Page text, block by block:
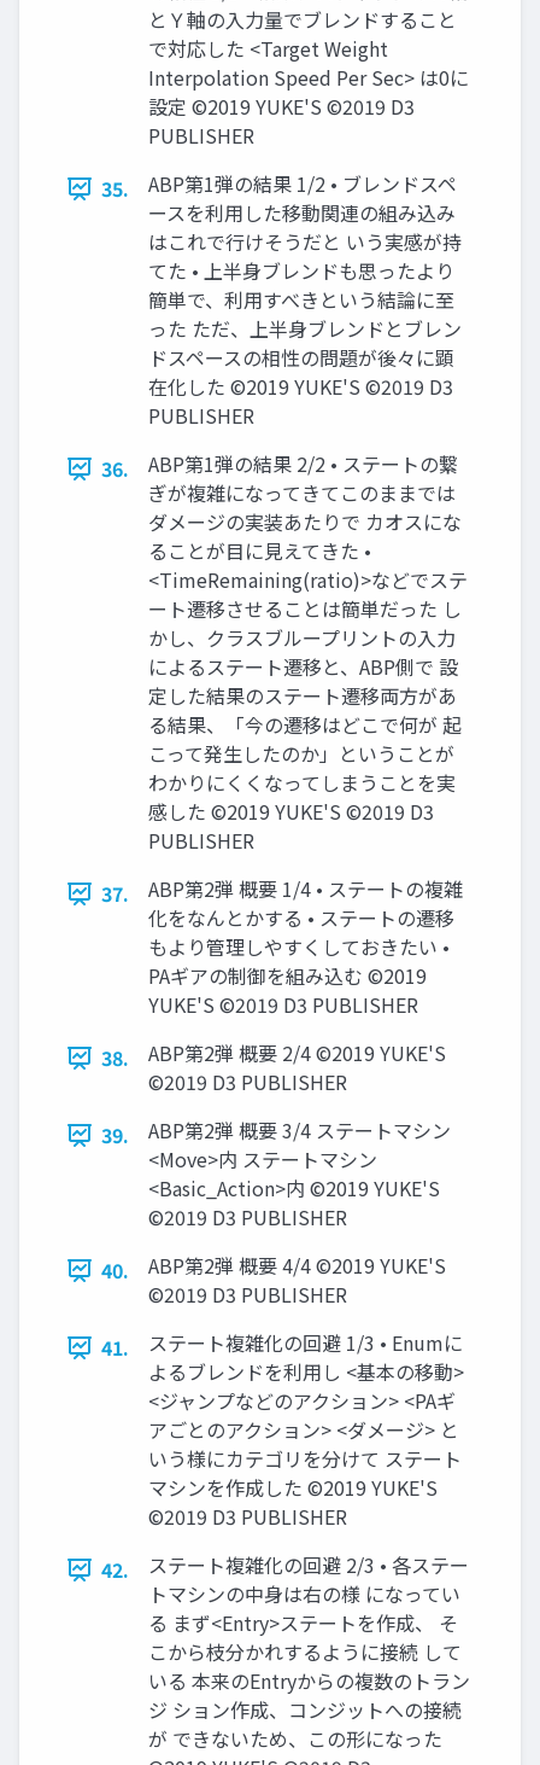
とＹ軸の入力量でブレンドすること
で対応した <Target Weight
Interpolation Speed Per Sec> は0に
設定 ©2019 YUKE'S ©2019 D3
PUBLISHER
35.
ABP第1弾の結果 1/2 • ブレンドスペ
ースを利用した移動関連の組み込み
はこれで行けそうだと いう実感が持
てた • 上半身ブレンドも思ったより
簡単で、利用すべきという結論に至
った ただ、上半身ブレンドとブレン
ドスペースの相性の問題が後々に顕
在化した ©2019 YUKE'S ©2019 D3
PUBLISHER
36.
ABP第1弾の結果 2/2 • ステートの繋
ぎが複雑になってきてこのままでは
ダメージの実装あたりで カオスにな
ることが目に見えてきた •
<TimeRemaining(ratio)>などでステ
ート遷移させることは簡単だった し
かし、クラスブループリントの入力
によるステート遷移と、ABP側で 設
定した結果のステート遷移両方があ
る結果、「今の遷移はどこで何が 起
こって発生したのか」ということが
わかりにくくなってしまうことを実
感した ©2019 YUKE'S ©2019 D3
PUBLISHER
37.
ABP第2弾 概要 1/4 • ステートの複雑
化をなんとかする • ステートの遷移
もより管理しやすくしておきたい •
PAギアの制御を組み込む ©2019
YUKE'S ©2019 D3 PUBLISHER
38.
ABP第2弾 概要 2/4 ©2019 YUKE'S
©2019 D3 PUBLISHER
39.
ABP第2弾 概要 3/4 ステートマシン
<Move>内 ステートマシン
<Basic_Action>内 ©2019 YUKE'S
©2019 D3 PUBLISHER
40.
ABP第2弾 概要 4/4 ©2019 YUKE'S
©2019 D3 PUBLISHER
41.
ステート複雑化の回避 1/3 • Enumに
よるブレンドを利用し <基本の移動>
<ジャンプなどのアクション> <PAギ
アごとのアクション> <ダメージ> と
いう様にカテゴリを分けて ステート
マシンを作成した ©2019 YUKE'S
©2019 D3 PUBLISHER
42.
ステート複雑化の回避 2/3 • 各ステー
トマシンの中身は右の様 になってい
る まず<Entry>ステートを作成、 そ
こから枝分かれするように接続 して
いる 本来のEntryからの複数のトラン
ジ ション作成、コンジットへの接続
が できないため、この形になった